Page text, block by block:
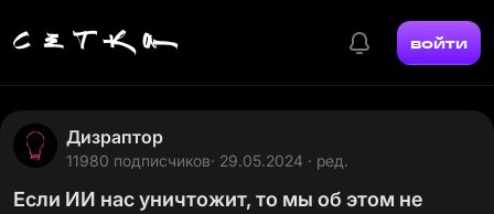
войти
Дизраптор
11980 подписчиков· 29.05.2024 · ред.
Если ИИ нас уничтожит, то мы об этом не